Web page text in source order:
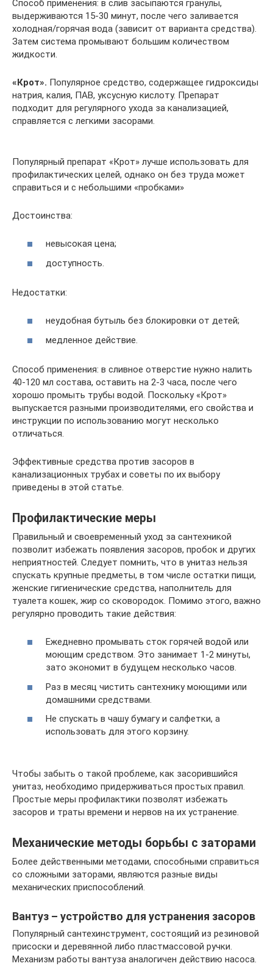
Способ применения: в слив засыпаются гранулы,
выдерживаются 15-30 минут, после чего заливается
холодная/горячая вода (зависит от варианта средства).
Затем система промывают большим количеством
жидкости.
«Крот». Популярное средство, содержащее гидроксиды
натрия, калия, ПАВ, уксусную кислоту. Препарат
подходит для регулярного ухода за канализацией,
справляется с легкими засорами.
Популярный препарат «Крот» лучше использовать для
профилактических целей, однако он без труда может
справиться и с небольшими «пробками»
Достоинства:
невысокая цена;
доступность.
Недостатки:
неудобная бутыль без блокировки от детей;
медленное действие.
Способ применения: в сливное отверстие нужно налить
40-120 мл состава, оставить на 2-3 часа, после чего
хорошо промыть трубы водой. Поскольку «Крот»
выпускается разными производителями, его свойства и
инструкции по использованию могут несколько
отличаться.
Эффективные средства против засоров в
канализационных трубах и советы по их выбору
приведены в этой статье.
Профилактические меры
Правильный и своевременный уход за сантехникой
позволит избежать появления засоров, пробок и других
неприятностей. Следует помнить, что в унитаз нельзя
спускать крупные предметы, в том числе остатки пищи,
женские гигиенические средства, наполнитель для
туалета кошек, жир со сковородок. Помимо этого, важно
регулярно проводить такие действия:
Ежедневно промывать сток горячей водой или
моющим средством. Это занимает 1-2 минуты,
зато экономит в будущем несколько часов.
Раз в месяц чистить сантехнику моющими или
домашними средствами.
Не спускать в чашу бумагу и салфетки, а
использовать для этого корзину.
Чтобы забыть о такой проблеме, как засорившийся
унитаз, необходимо придерживаться простых правил.
Простые меры профилактики позволят избежать
засоров и траты времени и нервов на их устранение.
Механические методы борьбы с заторами
Более действенными методами, способными справиться
со сложными заторами, являются разные виды
механических приспособлений.
Вантуз – устройство для устранения засоров
Популярный сантехинструмент, состоящий из резиновой
присоски и деревянной либо пластмассовой ручки.
Механизм работы вантуза аналогичен действию насоса.